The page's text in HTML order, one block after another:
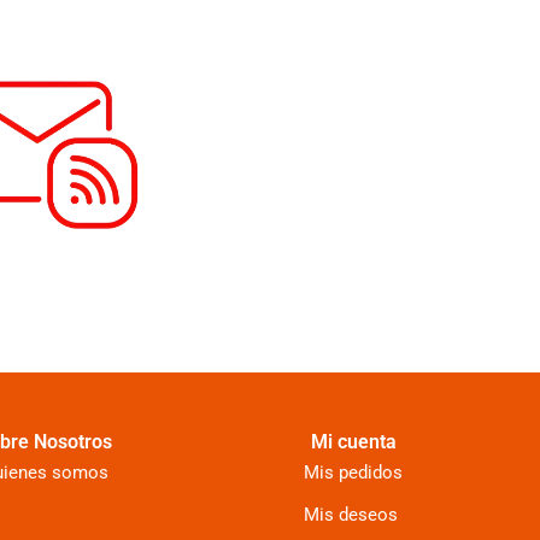
Nosotros
somos
Mi cuenta
Mis pedidos
Mis deseos